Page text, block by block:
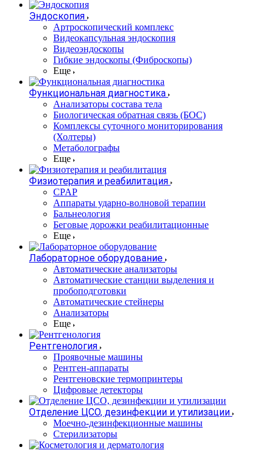
Эндоскопия
Артроскопический комплекс
Видеокапсульная эндоскопия
Видеоэндоскопы
Гибкие эндоскопы (Фиброcкопы)
Еще
Функциональная диагностика
Анализаторы состава тела
Биологическая обратная связь (БОС)
Комплексы суточного мониторирования
(Холтеры)
Метаболографы
Еще
Физиотерапия и реабилитация
CPAP
Аппараты ударно-волновой терапии
Бальнеология
Беговые дорожки реабилитационные
Еще
Лабораторное оборудование
Автоматические анализаторы
Автоматические станции выделения и
пробоподготовки
Автоматические стейнеры
Анализаторы
Еще
Рентгенология
Проявочные машины
Рентген-аппараты
Рентгеновские термопринтеры
Цифровые детекторы
Отделение ЦСО, дезинфекции и утилизации
Моечно-дезинфекционные машины
Стерилизаторы